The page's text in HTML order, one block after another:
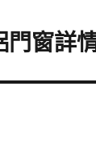
門窗詳